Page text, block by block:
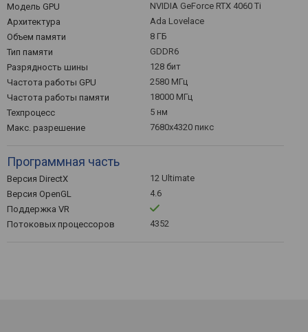
Модель GPU
NVIDIA GeForce RTX 4060 Ti
Архитектура
Ada Lovelace
Объем памяти
8 ГБ
Тип памяти
GDDR6
Разрядность шины
128 бит
Частота работы GPU
2580 МГц
Частота работы памяти
18000 МГц
Техпроцесс
5 нм
Макс. разрешение
7680x4320 пикс
Программная часть
Версия DirectX
12 Ultimate
Версия OpenGL
4.6
Поддержка VR
Потоковых процессоров
4352